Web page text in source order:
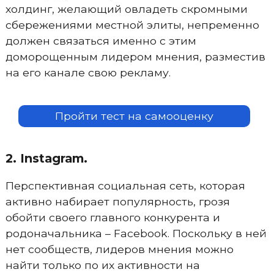
холдинг, желающий овладеть скромными
сбережениями местной элиты, непременно
должен связаться именно с этим
доморощенным лидером мнения, разместив
на его канале свою рекламу.
Пройти тест на самооценку
2. Instagram.
Перспективная социальная сеть, которая
активно набирает популярность, грозя
обойти своего главного конкурента и
родоначальника – Facebook. Поскольку в ней
нет сообществ, лидеров мнения можно
найти только по их активности на